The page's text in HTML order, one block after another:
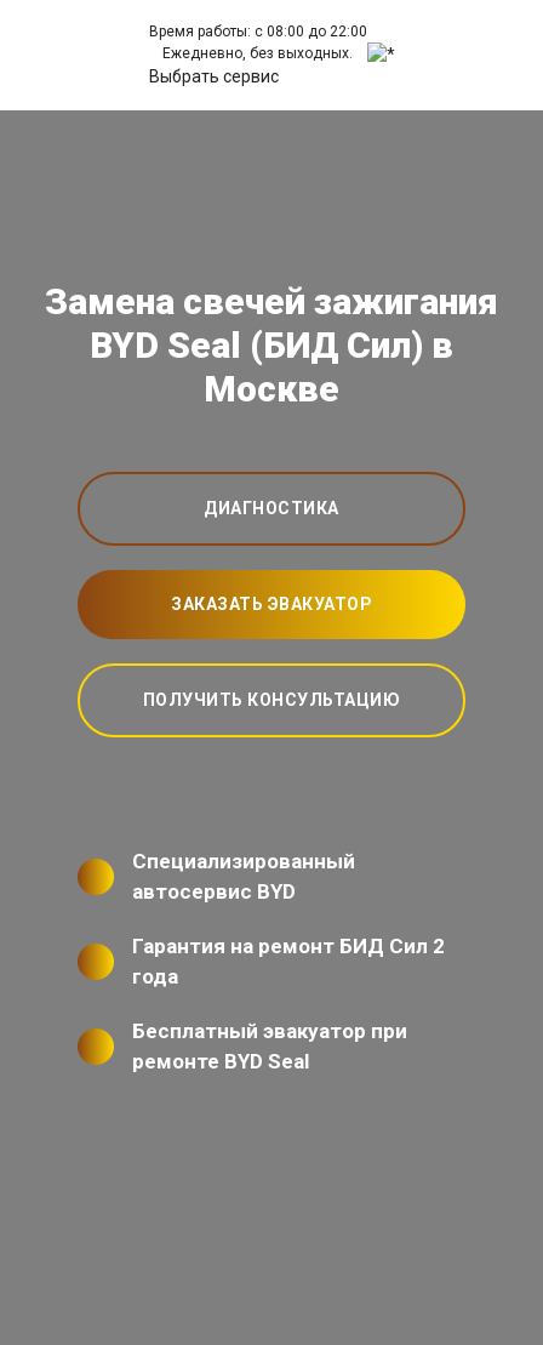
Время работы: с 08:00 до 22:00
Ежедневно, без выходных.
Выбрать сервис
Замена свечей зажигания
BYD Seal (БИД Сил) в
Москве
ДИАГНОСТИКА
ЗАКАЗАТЬ ЭВАКУАТОР
ПОЛУЧИТЬ КОНСУЛЬТАЦИЮ
Специализированный
автосервис BYD
Гарантия на ремонт БИД Сил 2
года
Бесплатный эвакуатор при
ремонте BYD Seal